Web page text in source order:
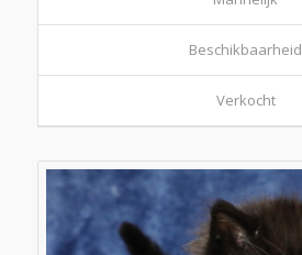
Beschikbaarheid
Verkocht